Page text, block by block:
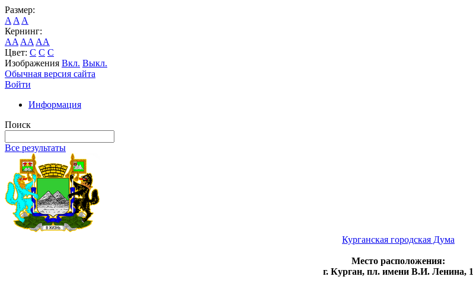
Размер:
A A A
Кернинг:
AA AA AA
Цвет: C C C
Изображения Вкл. Выкл.
Обычная версия сайта
Войти
Информация
Поиск
Все результаты
Курганская городская Дума
Место расположения:
г. Курган, пл. имени В.И. Ленина, 1